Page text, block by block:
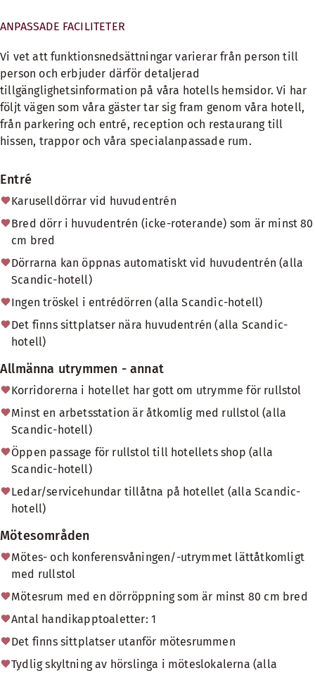
ANPASSADE FACILITETER
Vi vet att funktionsnedsättningar varierar från person till
person och erbjuder därför detaljerad
tillgänglighetsinformation på våra hotells hemsidor. Vi har
följt vägen som våra gäster tar sig fram genom våra hotell,
från parkering och entré, reception och restaurang till
hissen, trappor och våra specialanpassade rum.
Entré
Karuselldörrar vid huvudentrén
Bred dörr i huvudentrén (icke-roterande) som är minst 80
cm bred
Dörrarna kan öppnas automatiskt vid huvudentrén (alla
Scandic-hotell)
Ingen tröskel i entrédörren (alla Scandic-hotell)
Det finns sittplatser nära huvudentrén (alla Scandic-
hotell)
Allmänna utrymmen - annat
Korridorerna i hotellet har gott om utrymme för rullstol
Minst en arbetsstation är åtkomlig med rullstol (alla
Scandic-hotell)
Öppen passage för rullstol till hotellets shop (alla
Scandic-hotell)
Ledar/servicehundar tillåtna på hotellet (alla Scandic-
hotell)
Mötesområden
Mötes- och konferensvåningen/-utrymmet lättåtkomligt
med rullstol
Mötesrum med en dörröppning som är minst 80 cm bred
Antal handikapptoaletter: 1
Det finns sittplatser utanför mötesrummen
Tydlig skyltning av hörslinga i möteslokalerna (alla